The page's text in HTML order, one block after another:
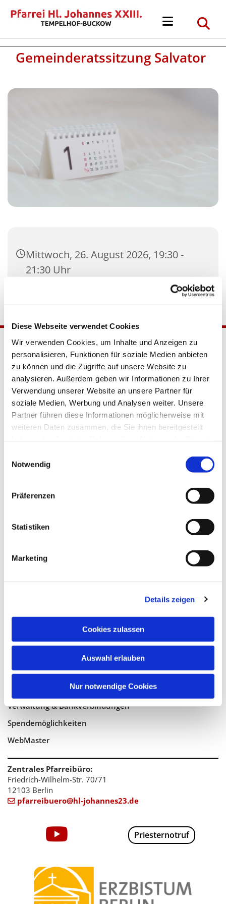
Diese Webseite verwendet Cookies
Wir verwenden Cookies, um Inhalte und Anzeigen zu
personalisieren, Funktionen für soziale Medien anbieten
zu können und die Zugriffe auf unsere Website zu
analysieren. Außerdem geben wir Informationen zu Ihrer
Verwendung unserer Website an unsere Partner für
soziale Medien, Werbung und Analysen weiter. Unsere
Partner führen diese Informationen möglicherweise mit
weiteren Daten zusammen, die Sie ihnen bereitgestellt
Notwendig
Präferenzen
Statistiken
Marketing
Details zeigen
Cookies zulassen
Auswahl erlauben
Nur notwendige Cookies
Gemeinderatssitzung Salvator
Mittwoch, 26. August 2026, 19:30 -
21:30 Uhr
Katholische Kirchengemeinde
Pfarrei Hl. Johannes XXIII.
Tempelhof-Buckow
Gottesdienste
Taufe, Kommunion & Trauung
Senioren
Kontakt & Informationen
Verwaltung & Bankverbindungen
Spendemöglichkeiten
WebMaster
Zentrales Pfarreibüro:
Friedrich-Wilhelm-Str. 70/71
12103 Berlin
 pfarreibuero@hl-johannes23.de
Priesternotruf